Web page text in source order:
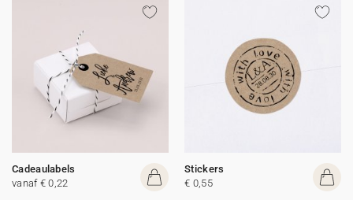
Cadeaulabels
vanaf € 0,22
Stickers
€ 0,55